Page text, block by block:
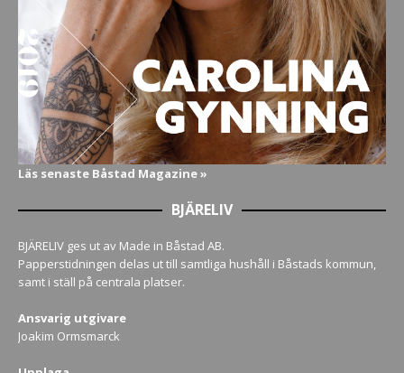
Läs senaste Båstad Magazine »
BJÄRELIV
BJÄRELIV ges ut av Made in Båstad AB.
Papperstidningen delas ut till samtliga hushåll i Båstads kommun,
samt i ställ på centrala platser.
Ansvarig utgivare
Joakim Ormsmarck